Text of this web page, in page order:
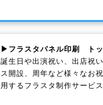
▶フラスタパネル印刷 ト
誕生日や出演祝い、出店祝
ス開設、周年など様々なお
用するフラスタ制作サービス